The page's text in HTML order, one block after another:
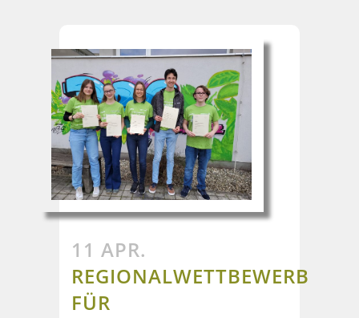
11 APR.
REGIONALWETTBEWERB
FÜR